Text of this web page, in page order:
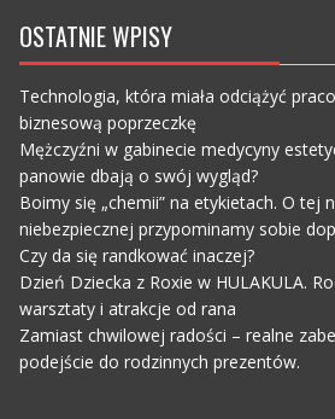
OSTATNIE WPISY
Technologia, która miała odciążyć
biznesową poprzeczkę
Mężczyźni w gabinecie medycyny
panowie dbają o swój wygląd?
Boimy się „chemii” na etykietach. O tej
niebezpiecznej przypominamy sobie
Czy da się randkować inaczej?
Dzień Dziecka z Roxie w HULAKULA.
warsztaty i atrakcje od rana
Zamiast chwilowej radości – realne
podejście do rodzinnych prezentów.